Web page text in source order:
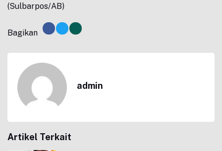
(Sulbarpos/AB)
Bagikan
admin
Artikel Terkait